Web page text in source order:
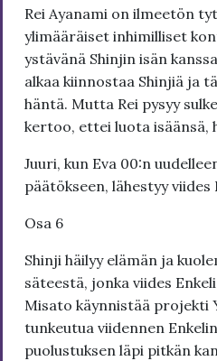
Rei Ayanami on ilmeetön
ylimääräiset inhimilliset
ystävänä Shinjin isän
alkaa kiinnostaa Shinjiä ja
häntä. Mutta Rei pysyy
kertoo, ettei luota isäänsä,
Juuri, kun Eva 00:n
päätökseen, lähestyy viides
Osa 6
Shinji häilyy elämän ja
säteestä, jonka viides
Misato käynnistää projekti
tunkeutua viidennen
puolustuksen läpi pitkän